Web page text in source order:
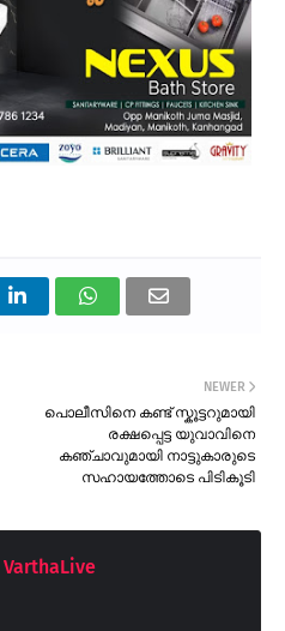
NEWER
പൊലീസിനെ കണ്ട് സ്കൂട്ടറുമായി
രക്ഷപ്പെട്ട യുവാവിനെ
കഞ്ചാവുമായി നാട്ടുകാരുടെ
സഹായത്തോടെ പിടികൂടി
VarthaLive